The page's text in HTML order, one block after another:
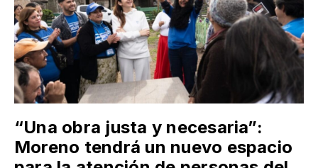
“Una obra justa y necesaria”:
Moreno tendrá un nuevo espacio